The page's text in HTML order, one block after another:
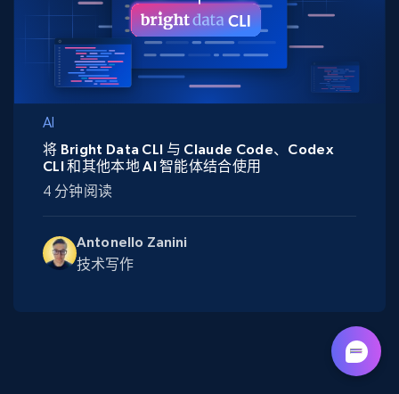
AI
Antonello Zanini
技术写作
将 Bright Data CLI 与 Claude Code、Codex
CLI 和其他本地 AI 智能体结合使用
4 分钟阅读